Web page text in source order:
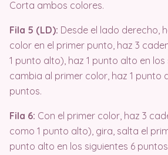
Corta ambos colores.
Fila 5 (LD): Desde el lado derecho,
color en el primer punto, haz 3
1 punto alto), haz 1 punto alto en
cambia al primer color, haz 1 punto
puntos.
Fila 6: Con el primer color, haz 3
como 1 punto alto), gira, salta el
punto alto en los siguientes 6